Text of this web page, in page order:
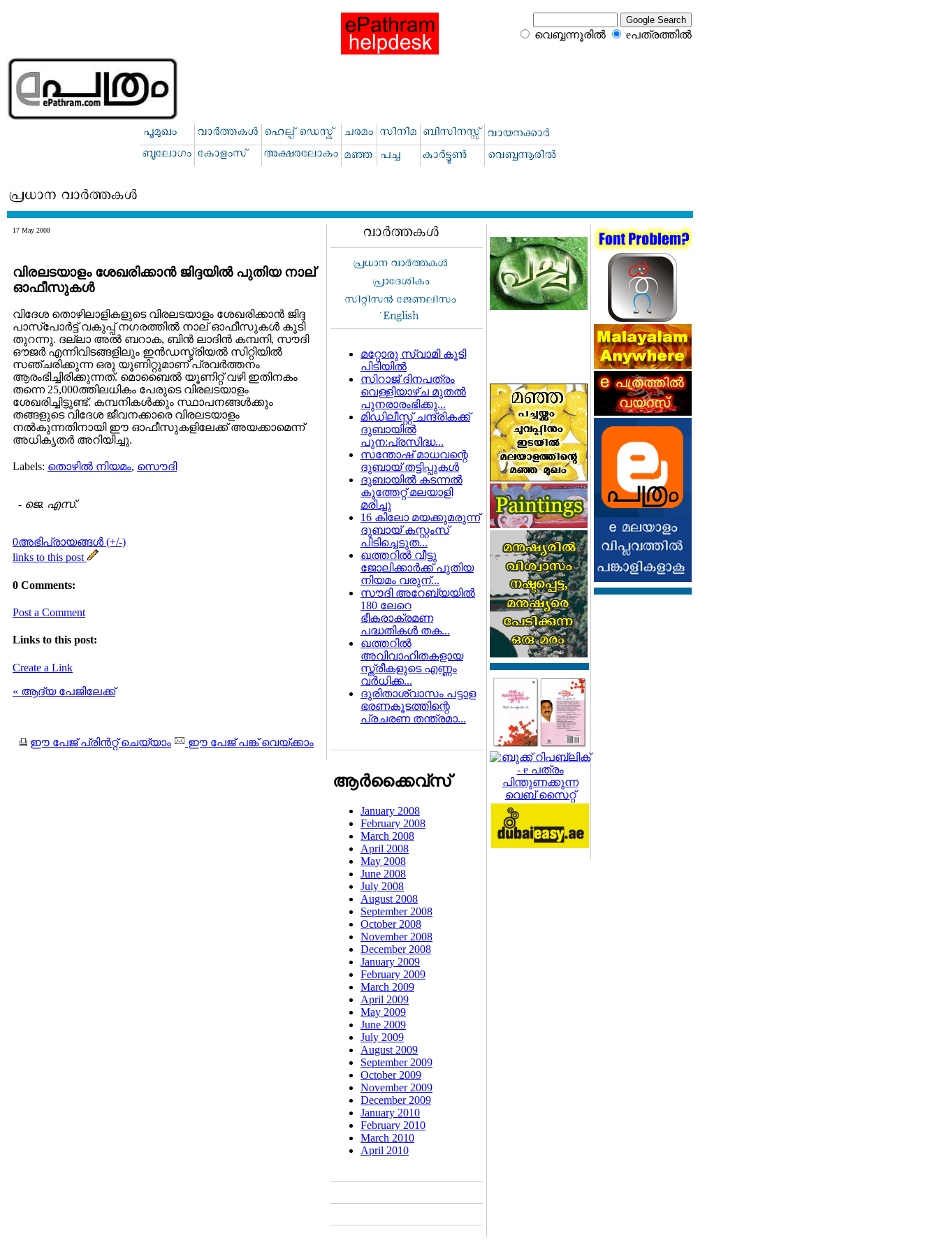
വെബ്ബന്നൂരില്‍ eപത്രത്തില്‍
17 May 2008
വിരലടയാളം ശേഖരിക്കാന്‍ ജിദ്ദയില്‍ പുതിയ നാല്
ഓഫീസുകള്‍
വിദേശ തൊഴിലാളികളുടെ വിരലടയാളം ശേഖരിക്കാന്‍ ജിദ്ദ
പാസ്പോര്‍ട്ട് വകുപ്പ് നഗരത്തില്‍ നാല് ഓഫീസുകള്‍ കൂടി
തുറന്നു. ദല്ലാ അല്‍ ബറാക, ബിന്‍ ലാദിന്‍ കമ്പനി, സൗദി
ഔജര്‍ എന്നിവിടങ്ങളിലും ഇന്‍ഡസ്ട്രിയല്‍ സിറ്റിയില്‍
സഞ്ചരിക്കുന്ന ഒരു യൂണിറ്റുമാണ് പ്രവര്‍ത്തനം
ആരംഭിച്ചിരിക്കുന്നത്. മൊബൈല്‍ യൂണിറ്റ് വഴി ഇതിനകം
തന്നെ 25,000ത്തിലധികം പേരുടെ വിരലടയാളം
ശേഖരിച്ചിട്ടുണ്ട്. കമ്പനികള്‍ക്കും സ്ഥാപനങ്ങള്‍ക്കും
തങ്ങളുടെ വിദേശ ജീവനക്കാരെ വിരലടയാളം
നല്‍കുന്നതിനായി ഈ ഓഫീസുകളിലേക്ക് അയക്കാമെന്ന്
അധികൃതര്‍ അറിയിച്ചു.
Labels: തൊഴില്‍ നിയമം, സൌദി
- ജെ. എസ്.
0അഭിപ്രായങ്ങള്‍ (+/-)
links to this post
0 Comments:
Post a Comment
Links to this post:
Create a Link
« ആദ്യ പേജിലേക്ക്
ഈ പേജ് പ്രിന്‍റ്റ് ചെയ്യാം ഈ പേജ് പങ്ക് വെയ്ക്കാം
മറ്റോരു സ്വാമി കൂടി
പിടിയില്‍
സിറാജ്‌ ദിനപത്രം
വെള്ളിയാഴ്‌ച മുതല്‍
പുനരാരംഭിക്കു...
മിഡിലീസ്റ്റ്‌ ചന്ദ്രികക്ക്‌
ദുബായില്‍
പുന:പ്രസിദ്ധ...
സന്തോഷ് മാധവന്റെ
ദുബായ് തട്ടിപ്പുകള്‍
ദുബായില്‍ കടന്നല്‍
കുത്തേറ്റ് മലയാളി
മരിച്ചു
16 കിലോ മയക്കുമരുന്ന്
ദുബായ് കസ്റ്റംസ്
പിടിച്ചെടുത...
ഖത്തറില്‍ വീട്ടു
ജോലിക്കാര്‍ക്ക് പുതിയ
നിയമം വരുന്...
സൗദി അറേബ്യയില്‍
180 ലേറെ
ഭീകരാക്രമണ
പദ്ധതികള്‍ തക...
ഖത്തറില്‍
അവിവാഹിതകളായ
സ്ത്രീകളുടെ എണ്ണം
വര്‍ധിക്ക...
ദുരിതാശ്വാസം പട്ടാള
ഭരണകൂടത്തിന്റെ
പ്രചരണ തന്ത്രമാ...
ആര്‍ക്കൈവ്സ്
January 2008
February 2008
March 2008
April 2008
May 2008
June 2008
July 2008
August 2008
September 2008
October 2008
November 2008
December 2008
January 2009
February 2009
March 2009
April 2009
May 2009
June 2009
July 2009
August 2009
September 2009
October 2009
November 2009
December 2009
January 2010
February 2010
March 2010
April 2010